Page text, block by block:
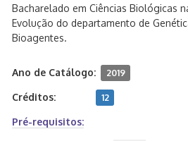
Bacharelado em Ciências Biológicas
Evolução do departamento de
Bioagentes.
Ano de Catálogo: 2019
Créditos: 12
Pré-requisitos: